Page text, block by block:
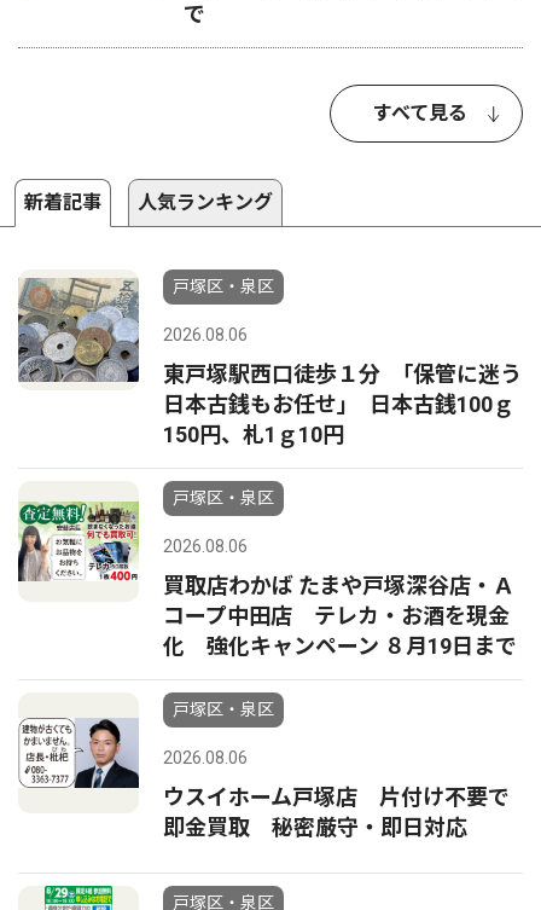
で
すべて見る
新着記事 人気ランキング
戸塚区・泉区
2026.08.06
東戸塚駅西口徒歩１分 ｢保管に迷う
日本古銭もお任せ｣ 日本古銭100ｇ
150円、札1ｇ10円
戸塚区・泉区
2026.08.06
買取店わかば たまや戸塚深谷店・Ａ
コープ中田店 テレカ・お酒を現金
化 強化キャンペーン ８月19日まで
戸塚区・泉区
2026.08.06
ウスイホーム戸塚店 片付け不要で
即金買取 秘密厳守・即日対応
戸塚区・泉区